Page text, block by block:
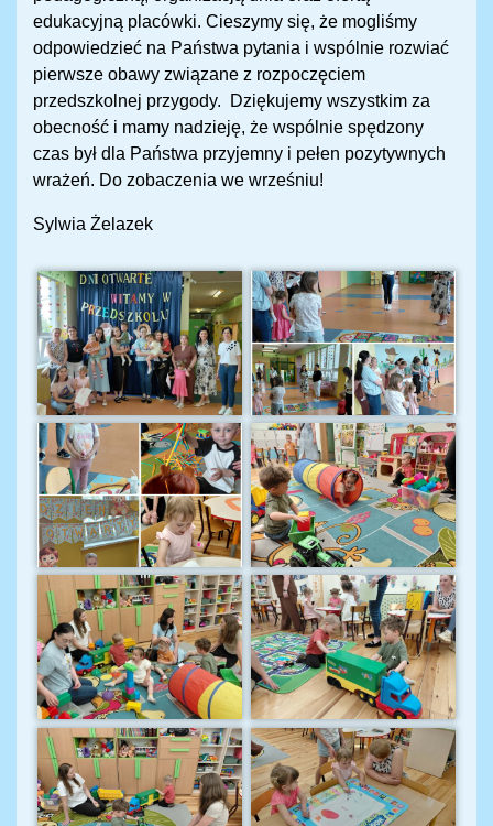
edukacyjną placówki. Cieszymy się, że mogliśmy
odpowiedzieć na Państwa pytania i wspólnie rozwiać
pierwsze obawy związane z rozpoczęciem
przedszkolnej przygody. Dziękujemy wszystkim za
obecność i mamy nadzieję, że wspólnie spędzony
czas był dla Państwa przyjemny i pełen pozytywnych
wrażeń. Do zobaczenia we wrześniu!
Sylwia Żelazek